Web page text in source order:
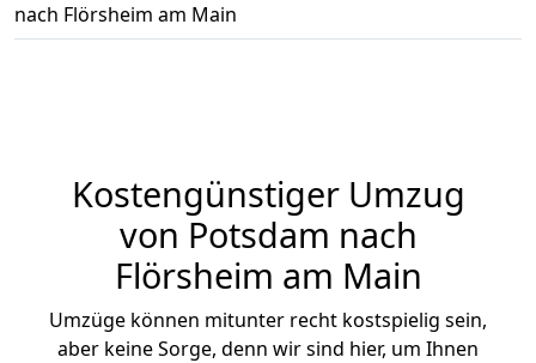
nach Flörsheim am Main
Kostengünstiger Umzug
von Potsdam nach
Flörsheim am Main
Umzüge können mitunter recht kostspielig sein,
aber keine Sorge, denn wir sind hier, um Ihnen